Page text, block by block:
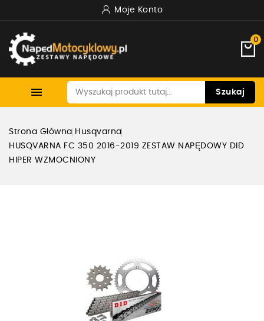
Moje Konto
0
 Szukaj
Strona Główna Husqvarna
HUSQVARNA FC 350 2016-2019 ZESTAW NAPĘDOWY DID
HIPER WZMOCNIONY